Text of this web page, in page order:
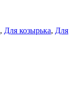
, Для козырька, Для